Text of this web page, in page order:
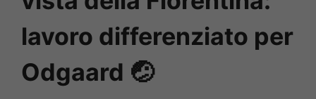
lavoro differenziato per
Odgaard 🤕